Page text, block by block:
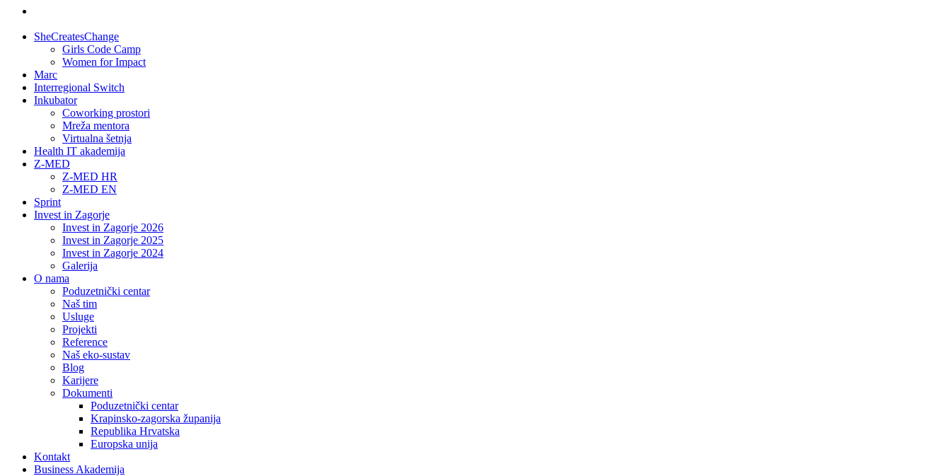
SheCreatesChange
Girls Code Camp
Women for Impact
Marc
Interregional Switch
Inkubator
Coworking prostori
Mreža mentora
Virtualna šetnja
Health IT akademija
Z-MED
Z-MED HR
Z-MED EN
Sprint
Invest in Zagorje
Invest in Zagorje 2026
Invest in Zagorje 2025
Invest in Zagorje 2024
Galerija
O nama
Poduzetnički centar
Naš tim
Usluge
Projekti
Reference
Naš eko-sustav
Blog
Karijere
Dokumenti
Poduzetnički centar
Krapinsko-zagorska županija
Republika Hrvatska
Europska unija
Kontakt
Business Akademija